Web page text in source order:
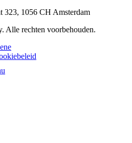
323, 1056 CH Amsterdam
. Alle rechten voorbehouden.